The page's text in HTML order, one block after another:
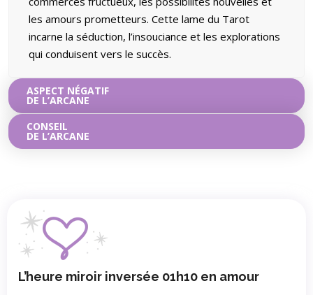
les amours prometteurs. Cette lame du Tarot
incarne la séduction, l’insouciance et les explorations
qui conduisent vers le succès.
ASPECT NÉGATIF
DE L’ARCANE
CONSEIL
DE L’ARCANE
L’heure miroir inversée 01h10 en amour